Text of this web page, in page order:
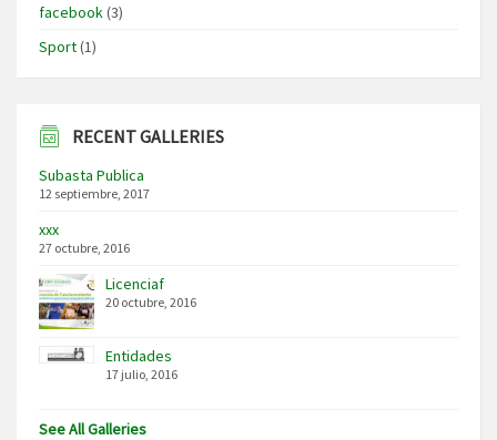
facebook(3)
Sport(1)
RECENT GALLERIES
Subasta Publica
12 septiembre, 2017
xxx
27 octubre, 2016
Licenciaf
20 octubre, 2016
Entidades
17 julio, 2016
See All Galleries